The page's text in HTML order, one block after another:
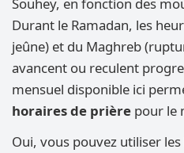
Souhey, en fonction des
Durant le Ramadan, les
jeûne) et du Maghreb
avancent ou reculent
mensuel disponible ici
horaires de prière pour le
Oui, vous pouvez utiliser